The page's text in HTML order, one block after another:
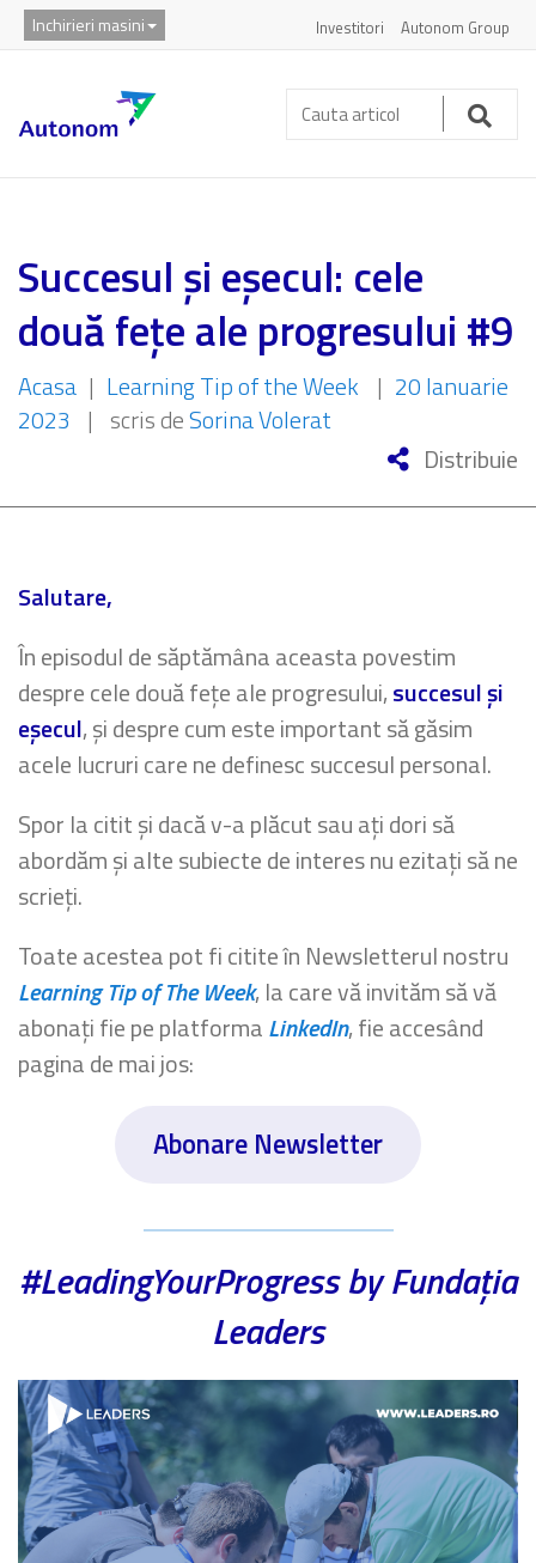
Inchirieri masini Investitori Autonom Group
Cauta
articol:
Succesul și eșecul: cele
două fețe ale progresului #9
Acasa | Learning Tip of the Week | 20 Ianuarie
2023 | scris deSorina Volerat
Distribuie
Salutare,
În episodul de săptămâna aceasta povestim
despre cele două fețe ale progresului,succesul și
eșecul, și despre cum este important să găsim
acele lucruri care ne definesc succesul personal.
Spor la citit și dacă v-a plăcut sau ați dori să
abordăm și alte subiecte de interes nu ezitați să ne
scrieți.
Toate acestea pot fi citite în Newsletterul nostru
Learning Tip of The Week, la care vă invităm să vă
abonați fie pe platformaLinkedIn, fie accesând
pagina de mai jos:
Abonare Newsletter
#LeadingYourProgress by Fundația
Leaders